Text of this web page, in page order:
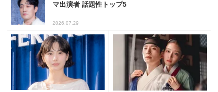
マ出演者 話題性トップ5
2026.07.29